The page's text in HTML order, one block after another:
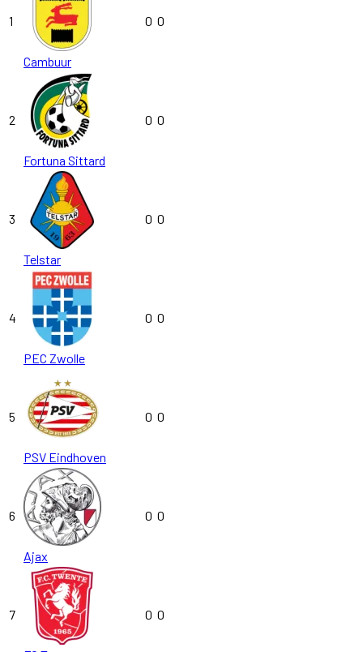
1
Cambuur
0 0
2
Fortuna Sittard
0 0
3
Telstar
0 0
4
PEC Zwolle
0 0
5
PSV Eindhoven
0 0
6
Ajax
0 0
7 0 0